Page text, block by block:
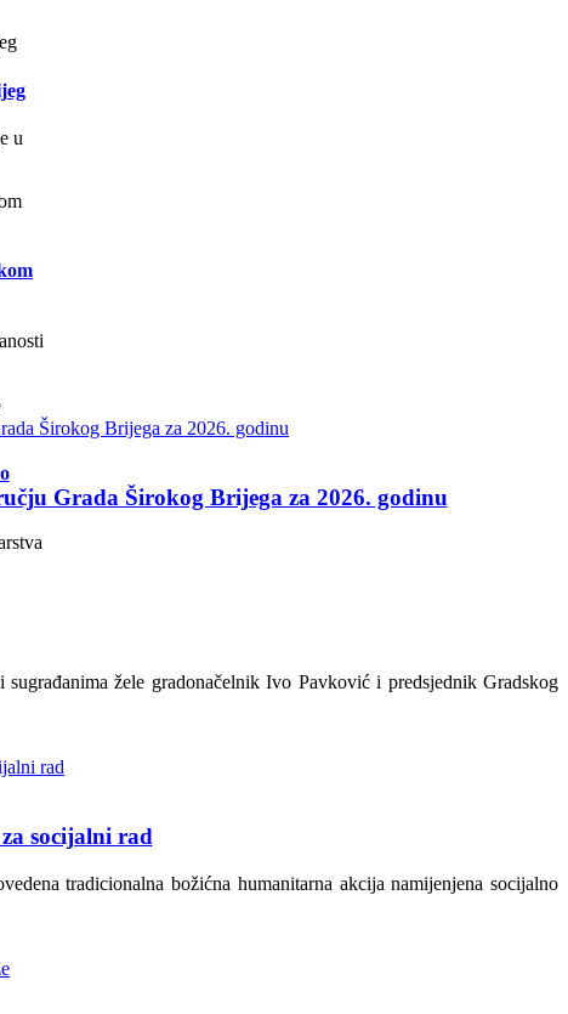
u
Grada Širokog Brijega za 2026. godinu
žele gradonačelnik Ivo Pavković i predsjednik Gradskog
socijalni rad
tradicionalna božićna humanitarna akcija namijenjena socijalno